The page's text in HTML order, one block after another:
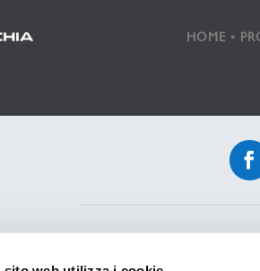
HOME •